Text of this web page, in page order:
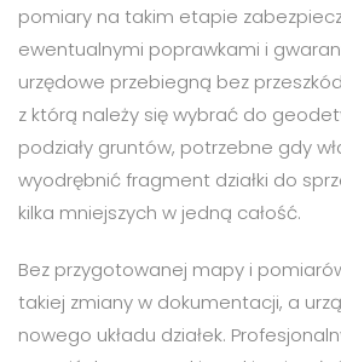
pomiary na takim etapie
ewentualnymi poprawkami i
urzędowe przebiegną bez
z którą należy się wybrać do
podziały gruntów, potrzebne gdy
wyodrębnić fragment działki do
kilka mniejszych w jedną całość.
Bez przygotowanej mapy i
takiej zmiany w dokumentacji, a
nowego układu działek.